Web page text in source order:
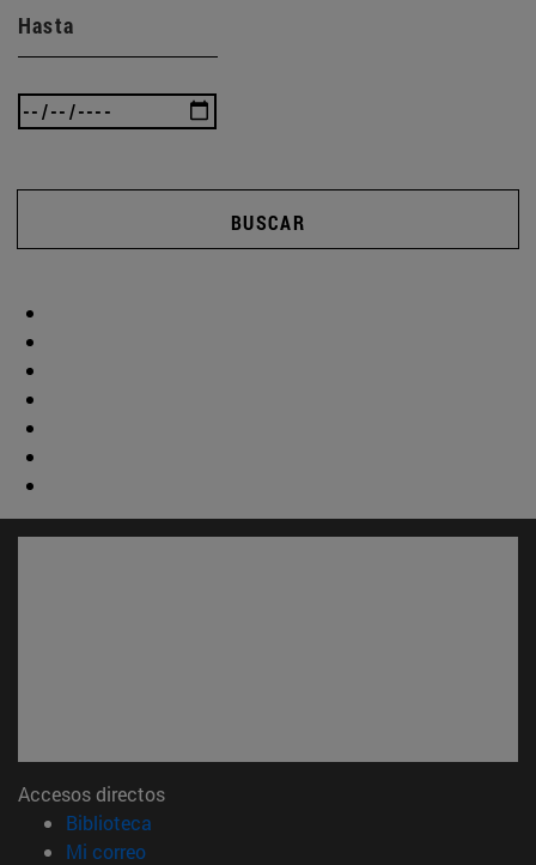
Hasta
BUSCAR
Accesos directos
Biblioteca
Mi correo(abre en nueva ventana)